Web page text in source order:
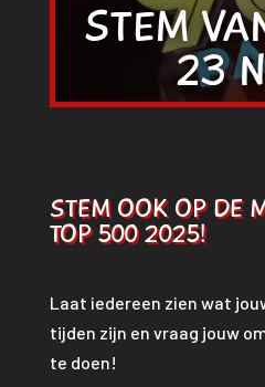
STEM
23
STEM OOK OP DE
TOP 500 2025!
Laat iedereen zien wat
tijden zijn en vraag jouw
te doen!